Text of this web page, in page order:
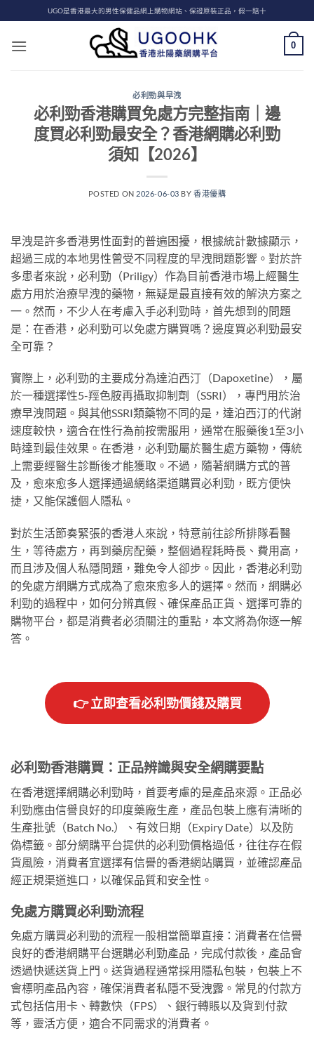
to
content
UGO是香港最大的男性保健品網上購物網站、保證原裝正品，假一賠十
0
必利勁與早洩
必利勁香港購買免處方完整指南｜邊
度買必利勁最安全？香港網購必利勁
須知【2026】
POSTED ON 2026-06-03 BY香港優購
早洩是許多香港男性面對的普遍困擾，根據統計數據顯示，
超過三成的本地男性曾受不同程度的早洩問題影響。對於許
多患者來說，必利勁（Priligy）作為目前香港市場上經醫生
處方用於治療早洩的藥物，無疑是最直接有效的解決方案之
一。然而，不少人在考慮入手必利勁時，首先想到的問題
是：在香港，必利勁可以免處方購買嗎？邊度買必利勁最安
全可靠？
實際上，必利勁的主要成分為達泊西汀（Dapoxetine），屬
於一種選擇性5-羥色胺再攝取抑制劑（SSRI），專門用於治
療早洩問題。與其他SSRI類藥物不同的是，達泊西汀的代謝
速度較快，適合在性行為前按需服用，通常在服藥後1至3小
時達到最佳效果。在香港，必利勁屬於醫生處方藥物，傳統
上需要經醫生診斷後才能獲取。不過，隨著網購方式的普
及，愈來愈多人選擇通過網絡渠道購買必利勁，既方便快
捷，又能保護個人隱私。
對於生活節奏緊張的香港人來說，特意前往診所排隊看醫
生，等待處方，再到藥房配藥，整個過程耗時長、費用高，
而且涉及個人私隱問題，難免令人卻步。因此，香港必利勁
的免處方網購方式成為了愈來愈多人的選擇。然而，網購必
利勁的過程中，如何分辨真假、確保產品正貨、選擇可靠的
購物平台，都是消費者必須關注的重點，本文將為你逐一解
答。
👉 立即查看必利勁價錢及購買
必利勁香港購買：正品辨識與安全網購要點
在香港選擇網購必利勁時，首要考慮的是產品來源。正品必
利勁應由信譽良好的印度藥廠生產，產品包裝上應有清晰的
生產批號（Batch No.）、有效日期（Expiry Date）以及防
偽標籤。部分網購平台提供的必利勁價格過低，往往存在假
貨風險，消費者宜選擇有信譽的香港網站購買，並確認產品
經正規渠道進口，以確保品質和安全性。
免處方購買必利勁流程
免處方購買必利勁的流程一般相當簡單直接：消費者在信譽
良好的香港網購平台選購必利勁產品，完成付款後，產品會
透過快遞送貨上門。送貨過程通常採用隱私包裝，包裝上不
會標明產品內容，確保消費者私隱不受洩露。常見的付款方
式包括信用卡、轉數快（FPS）、銀行轉賬以及貨到付款
等，靈活方便，適合不同需求的消費者。